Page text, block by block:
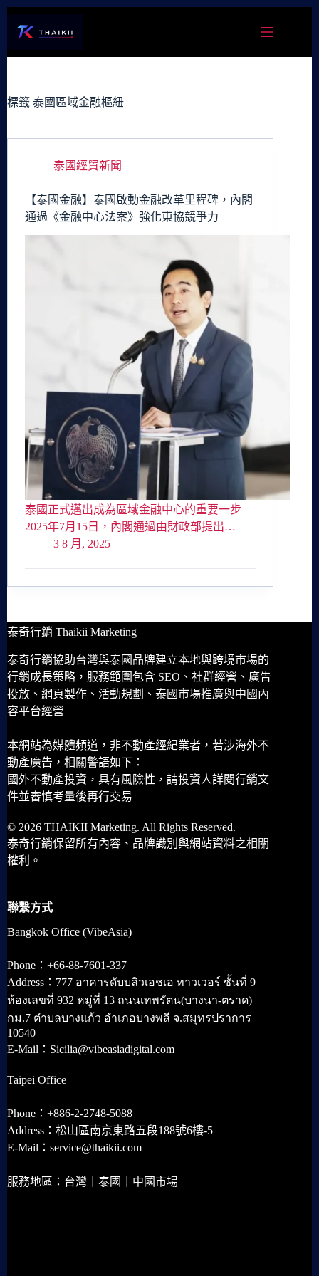
容
標籤 泰國區域金融樞紐
泰國經貿新聞
【泰國金融】泰國啟動金融改革里程碑，內閣
通過《金融中心法案》強化東協競爭力
泰國正式邁出成為區域金融中心的重要一步
2025年7月15日，內閣通過由財政部提出…
3 8 月, 2025
泰奇行銷 Thaikii Marketing
泰奇行銷協助台灣與泰國品牌建立本地與跨境市場的
行銷成長策略，服務範圍包含 SEO、社群經營、廣告
投放、網頁製作、活動規劃、泰國市場推廣與中國內
容平台經營
本網站為媒體頻道，非不動產經紀業者，若涉海外不
動產廣告，相關警語如下：
國外不動產投資，具有風險性，請投資人詳閱行銷文
件並審慎考量後再行交易
© 2026 THAIKII Marketing. All Rights Reserved.
泰奇行銷保留所有內容、品牌識別與網站資料之相關
權利。
聯繫方式
Bangkok Office (VibeAsia)
Phone：+66-88-7601-337
Address：777 อาคารดับบลิวเอชเอ ทาวเวอร์ ชั้นที่ 9
ห้องเลขที่ 932 หมู่ที่ 13 ถนนเทพรัตน(บางนา-ตราด)
กม.7 ตำบลบางแก้ว อำเภอบางพลี จ.สมุทรปราการ
10540
E-Mail：Sicilia@vibeasiadigital.com
Taipei Office
Phone：+886-2-2748-5088
Address：松山區南京東路五段188號6樓-5
E-Mail：service@thaikii.com
服務地區：台灣｜泰國｜中國市場